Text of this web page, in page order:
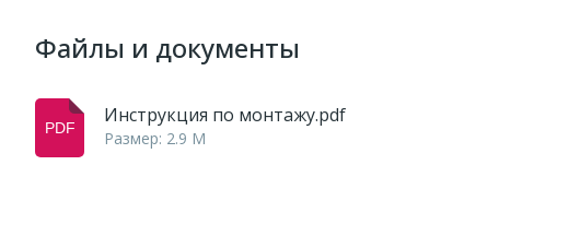
Файлы и документы
Инструкция по монтажу.pdf
Размер: 2.9 M